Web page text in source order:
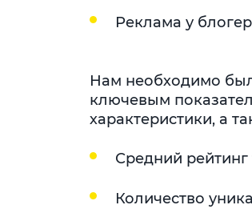
Реклама у
Нам необходимо
ключевым
характеристики, а
Средний
Количество